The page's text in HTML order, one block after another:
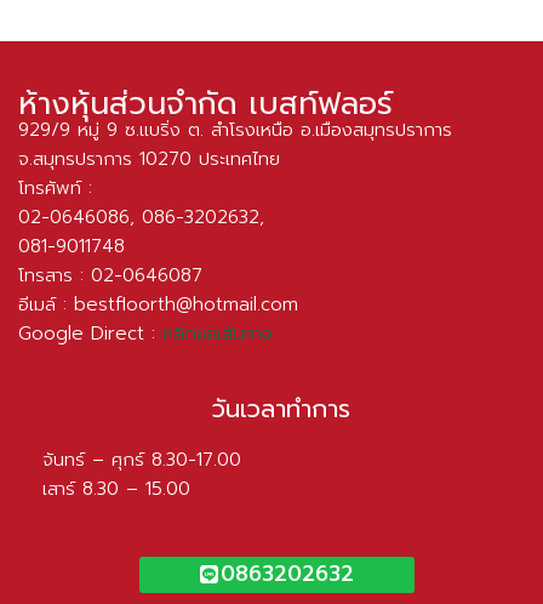
ห้างหุ้นส่วนจำกัด เบสท์ฟลอร์
929/9 หมู่ 9 ซ.แบริ่ง ต. สำโรงเหนือ อ.เมืองสมุทรปราการ
จ.สมุทรปราการ 10270 ประเทศไทย
โทรศัพท์ :
02-0646086, 086-3202632,
081-9011748
โทรสาร : 02-0646087
อีเมล์ : bestfloorth@hotmail.com
Google Direct : คลิกขอเส้นทาง
วันเวลาทำการ
จันทร์ – ศุกร์ 8.30-17.00
เสาร์ 8.30 – 15.00
0863202632